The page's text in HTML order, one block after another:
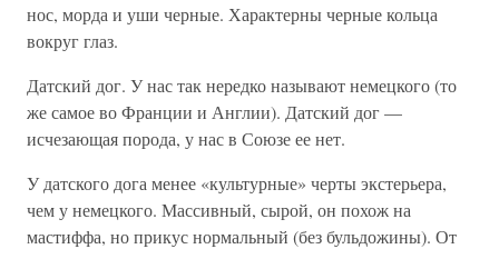
нос, морда и уши черные. Характерны черные кольца
вокруг глаз.
Датский дог. У нас так нередко называют немецкого (то
же самое во Франции и Англии). Датский дог —
исчезающая порода, у нас в Союзе ее нет.
У датского дога менее «культурные» черты экстерьера,
чем у немецкого. Массивный, сырой, он похож на
мастиффа, но прикус нормальный (без бульдожины). От